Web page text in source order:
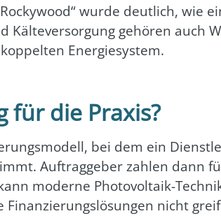
wur­de deut­lich, wie
Käl­te­ver­sor­gung gehö­ren auch
Ener­gie­sys­tem.
für die Praxis?
bei dem ein
Auf­trag­ge­ber zah­len dann
moder­ne Pho­to­vol­ta­ik-
nicht